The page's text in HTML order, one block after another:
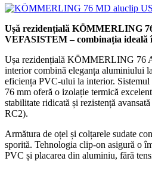
Ușă rezidențială KÖMMERLING
VEFASISTEM – combinația ideală
Ușa rezidențială KÖMMERLING 76
interior combină eleganța aluminiului
eficiența PVC-ului la interior. Sistemul
76 mm oferă o izolație termică
stabilitate ridicată și rezistență
RC2).
Armătura de oțel și colțarele sudate
sporită. Tehnologia clip-on asigură o
PVC și placarea din aluminiu, fără